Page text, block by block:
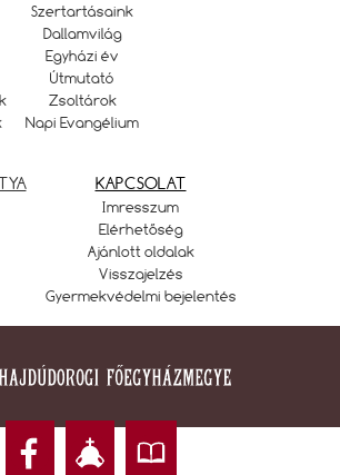
Szertartásaink
Dallamvilág
Egyházi év
Útmutató
Zsoltárok
Napi Evangélium
KAPCSOLAT
Imresszum
Elérhetőség
Ajánlott oldalak
Visszajelzés
Gyermekvédelmi bejelentés